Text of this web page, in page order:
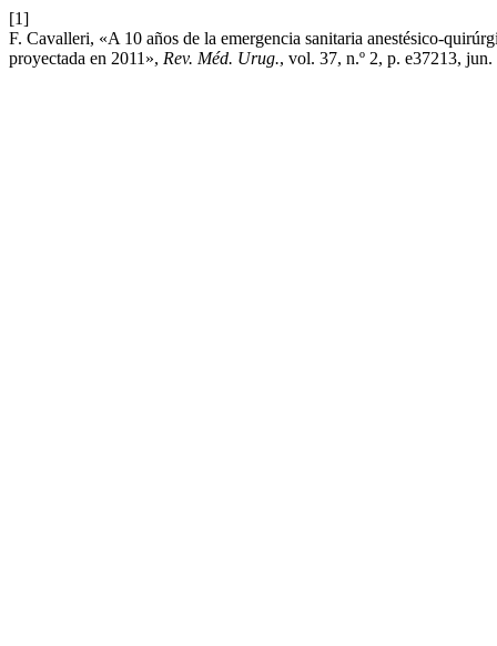
[1]
F. Cavalleri, «A 10 años de la emergencia sanitaria anestésico-
proyectada en 2011», Rev. Méd. Urug., vol. 37, n.º 2, p. e37213, jun.